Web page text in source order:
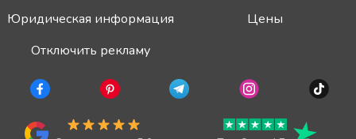
Юридическая информация
Цены
Отключить рекламу